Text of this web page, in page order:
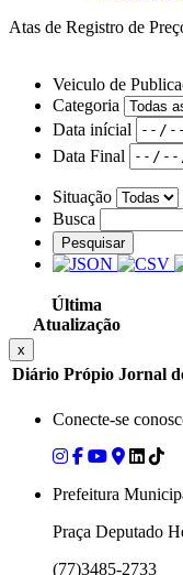
Atas de Registro de
Veiculo de
Categoria
Data inícial
Data Final
Situação
Busca
Pesquisar
Última
Atualização
x
Diário Própio Jornal
Conecte-se
Prefeitura
Praça Deputado
(77)3485-2733